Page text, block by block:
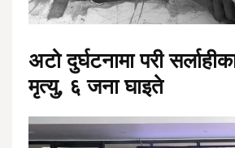
अटो दुर्घटनामा परी
मृत्यु, ६ जना घाइते